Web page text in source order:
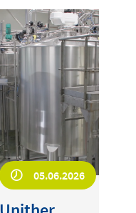
05.06.2026